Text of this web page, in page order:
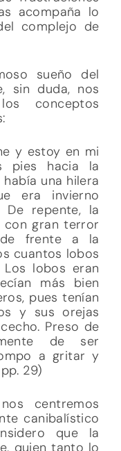
acompaña lo
complejo de
sueño del
sin duda, nos
conceptos
y estoy en mi
pies hacia la
una hilera
era invierno
repente, la
con gran terror
frente a la
cuantos lobos
lobos eran
más bien
pues tenían
y sus orejas
Preso de
de ser
a gritar y
29)
centremos
canibalístico
que la
quien tanto lo